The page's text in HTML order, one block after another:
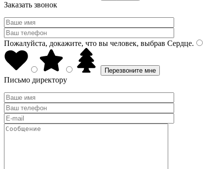
Заказать звонок
Пожалуйста, докажите, что вы человек, выбрав Сердце.
Письмо директору